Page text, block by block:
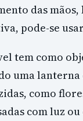
das
pode-se
tem como
uma lanterna
como
com luz